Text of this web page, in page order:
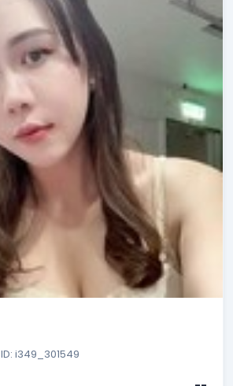
ID: i349_301549